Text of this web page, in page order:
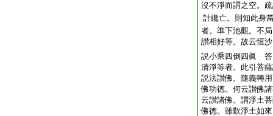
沒不淨而謂之空。
計纔亡。則知此身
者。準下池觀。不
讃相好等。故云恒
説小乘四倒四眞 答
清淨等者。此引菩
説法讃佛。隨義轉
佛功徳。何云讃佛
云讃諸佛。謂淨土
佛徳。雖歎淨土如